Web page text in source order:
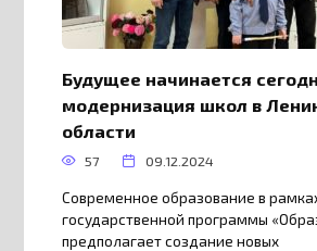
Будущее начинается
модернизация школ в
области
57 09.12.2024
Современное образование в
государственной программы
предполагает создание новых